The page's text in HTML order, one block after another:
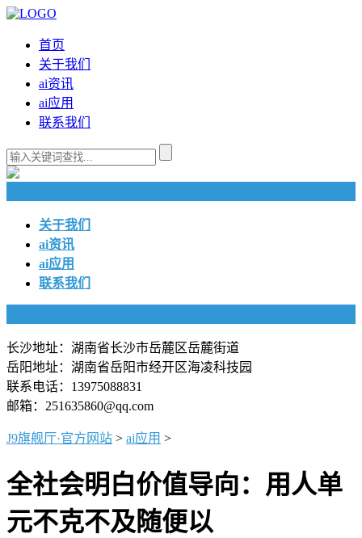
首页
关于我们
ai资讯
ai应用
联系我们
关于我们
ai资讯
ai应用
联系我们
长沙地址：湖南省长沙市岳麓区岳麓街道
岳阳地址：湖南省岳阳市经开区海凌科技园
联系电话：13975088831
邮箱：251635860@qq.com
J9旗舰厅·官方网站 > ai应用 >
全社会明白价值导向：用人单
元不克不及随便以